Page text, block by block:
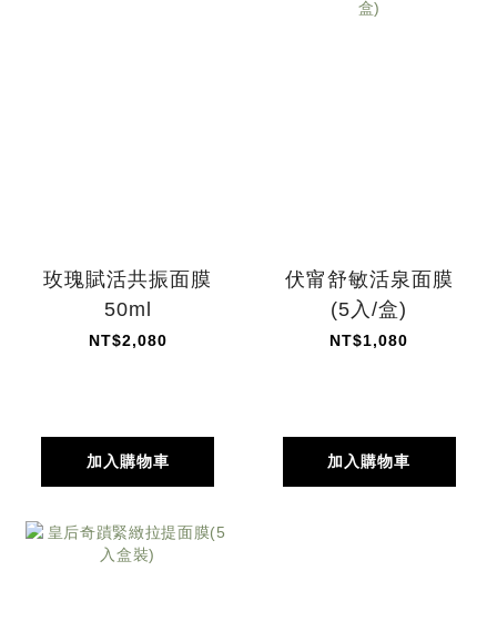
玫瑰賦活共振面膜
50ml
NT$2,080
加入購物車
伏甯舒敏活泉面膜
(5入/盒)
NT$1,080
加入購物車